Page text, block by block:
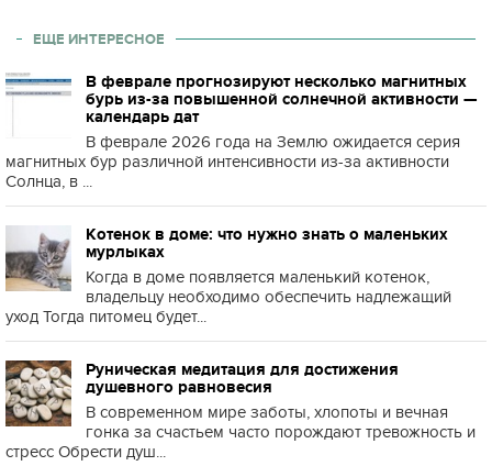
ЕЩЕ ИНТЕРЕСНОЕ
В феврале прогнозируют несколько магнитных
бурь из-за повышенной солнечной активности —
календарь дат
В феврале 2026 года на Землю ожидается серия
магнитных бур различной интенсивности из-за активности
Солнца, в ...
Котенок в доме: что нужно знать о маленьких
мурлыках
Когда в доме появляется маленький котенок,
владельцу необходимо обеспечить надлежащий
уход Тогда питомец будет...
Руническая медитация для достижения
душевного равновесия
В современном мире заботы, хлопоты и вечная
гонка за счастьем часто порождают тревожность и
стресс Обрести душ...